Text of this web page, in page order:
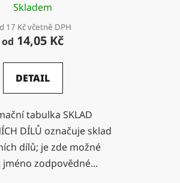
Skladem
17 Kč včetně DPH
od 14,05 Kč
DETAIL
tabulka SKLAD
DÍLŮ označuje sklad
dílů; je zde možné
zodpovědné...